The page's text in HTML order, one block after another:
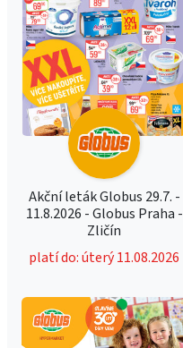
Akční leták Globus 29.7. -
11.8.2026 - Globus Praha -
Zličín
platí do: úterý 11.08.2026